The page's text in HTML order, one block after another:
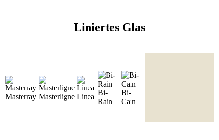
Liniertes Glas
Masterray Masterligne Linea Bi-
Rain
Bi-
Cain